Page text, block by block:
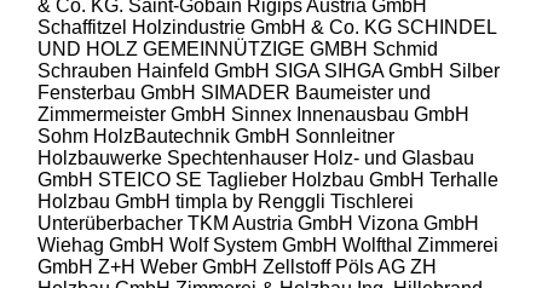
& Co. KG. Saint-Gobain Rigips Austria GmbH
Schaffitzel Holzindustrie GmbH & Co. KG SCHINDEL
UND HOLZ GEMEINNÜTZIGE GMBH Schmid
Schrauben Hainfeld GmbH SIGA SIHGA GmbH Silber
Fensterbau GmbH SIMADER Baumeister und
Zimmermeister GmbH Sinnex Innenausbau GmbH
Sohm HolzBautechnik GmbH Sonnleitner
Holzbauwerke Spechtenhauser Holz- und Glasbau
GmbH STEICO SE Taglieber Holzbau GmbH Terhalle
Holzbau GmbH timpla by Renggli Tischlerei
Unterüberbacher TKM Austria GmbH Vizona GmbH
Wiehag GmbH Wolf System GmbH Wolfthal Zimmerei
GmbH Z+H Weber GmbH Zellstoff Pöls AG ZH